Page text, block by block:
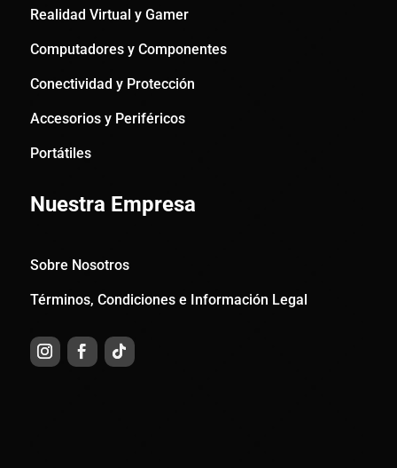
Realidad Virtual y Gamer
Computadores y Componentes
Conectividad y Protección
Accesorios y Periféricos
Portátiles
Nuestra Empresa
Sobre Nosotros
Términos, Condiciones e Información Legal